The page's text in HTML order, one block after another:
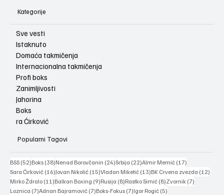
Kategorije
Sve vesti
Istaknuto
Domaća takmičenja
Internacionalna takmičenja
Profi boks
Zanimljivosti
Jahorina
Boks
ra Ćirković
Popularni Tagovi
BSS (52)52 posts
Boks (38)38 posts
Nenad Borovčanin (24)24 posts
Srbija (22)22 posts
Almir Memić (17)
Sara Ćirković (16)16 posts
Jovan Nikolić (15)15 posts
Vladan Miketić (13)13 posts
BK Crvena zvezda (12)
Mirko Ždralo (11)11 posts
Balkan Boxing (9)9 posts
Rusija (8)8 posts
Rastko Simić (8)8 posts
Zvornik (7)
Loznica (7)7 posts
Adnan Bajramović (7)7 posts
Boks-Fokus (7)7 posts
Igor Rogić (5)